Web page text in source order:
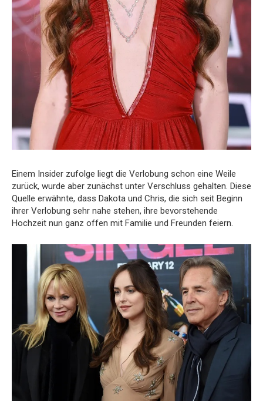
Einem Insider zufolge liegt die Verlobung schon eine Weile
zurück, wurde aber zunächst unter Verschluss gehalten. Diese
Quelle erwähnte, dass Dakota und Chris, die sich seit Beginn
ihrer Verlobung sehr nahe stehen, ihre bevorstehende
Hochzeit nun ganz offen mit Familie und Freunden feiern.